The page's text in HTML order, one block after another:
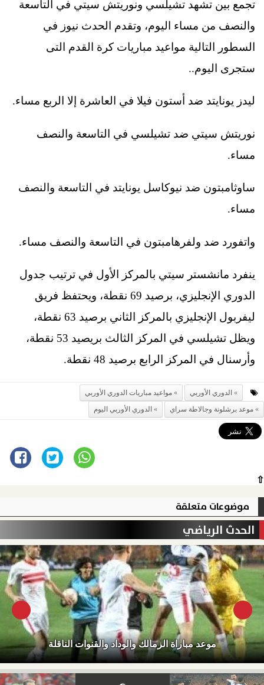
تجمع بين تشهد تشيلسي ونوريتش سيتي في التاسعة
والنصف من مساء اليوم، وتقدم الحدث نيوز في
السطور التالية مواعيد مباريات كرة القدم التى
ستجرى اليوم..
ليدز يونايتد ضد أستون فيلا في العاشرة إلا الربع مساء.
نوريتش سيتي ضد تشيلسي في التاسعة والنصف
مساء.
ساوثامبتون ضد نيوكاسل يونايتد في التاسعة والنصف
مساء.
واتفورد ضد ولفرهامبتون في التاسعة والنصف مساء.
ينفرد مانشستر سيتي بالمركز الأول في ترتيب جدول
الدوري الإنجليزي، برصيد 69 نقطة، ويحتفظ فريق
ليفربول الإنجليزي بالمركز الثاني برصيد 63 نقطة،
ويظل تشيلسي في المركز الثالث بريصيد 53 نقطة،
وأرسنال في المركز الرابع برصيد 48 نقطة.
الدوري الأوربي
مواعيد مباريات الدوري الأوربي
موعد برشلونة وجالاطة سراي
الدوري الأوربي اليوم
⇧
موضوعات متعلقة
الحدث الرياضي
موعد مباراة الزمالك والوداد والقنوات الناقلة